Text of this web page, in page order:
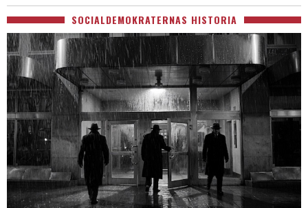
SOCIALDEMOKRATERNAS HISTORIA